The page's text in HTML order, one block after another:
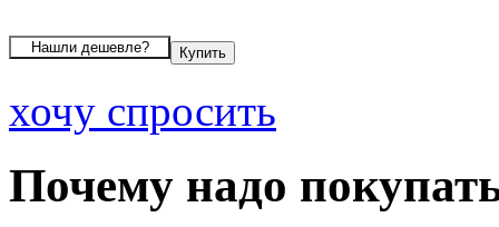
хочу спросить
Почему надо